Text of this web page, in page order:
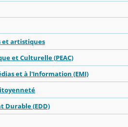
et artistiques
et Culturelle (PEAC)
et à l'Information (EMI)
Durable (EDD)